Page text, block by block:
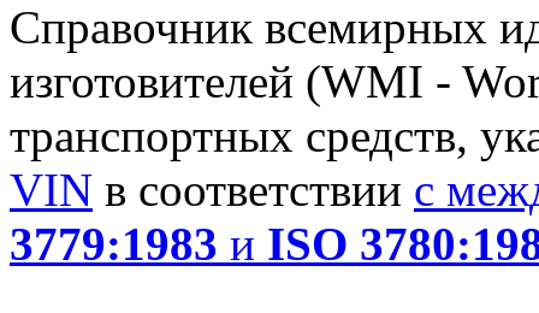
Справочник всемирных
изготовителей (WMI -
транспортных средств,
VIN в соответствии с
3779:1983 и ISO